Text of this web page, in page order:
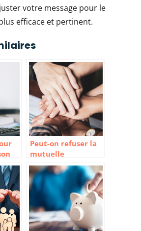
votre message pour le
efficace et pertinent.
Peut-on refuser la
mutuelle
entreprise